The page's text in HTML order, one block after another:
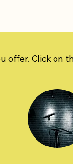
offer. Click on